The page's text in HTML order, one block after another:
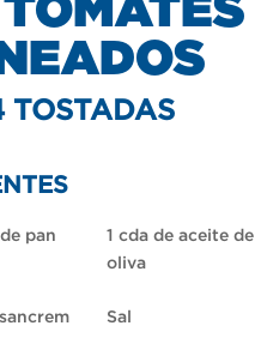
TOSTADAS
pan
1 cda de aceite de
oliva
Sal